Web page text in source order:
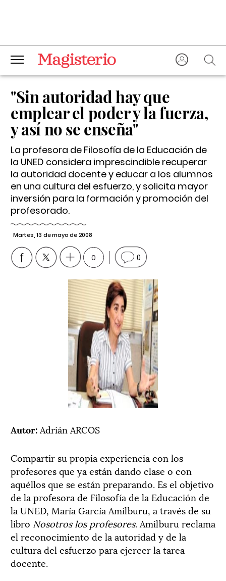
"Sin autoridad hay que
emplear el poder y la fuerza,
y así no se enseña"
La profesora de Filosofía de la Educación de
la UNED considera imprescindible recuperar
la autoridad docente y educar a los alumnos
en una cultura del esfuerzo, y solicita mayor
inversión para la formación y promoción del
profesorado.
Martes, 13 de mayo de 2008
0 0
Autor:Adrián ARCOS
Compartir su propia experiencia con los
profesores que ya están dando clase o con
aquéllos que se están preparando. Es el objetivo
de la profesora de Filosofía de la Educación de
la UNED, María García Amilburu, a través de su
libro Nosotros los profesores. Amilburu reclama
el reconocimiento de la autoridad y de la
cultura del esfuerzo para ejercer la tarea
docente.